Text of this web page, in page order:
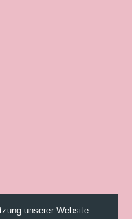
unserer Website